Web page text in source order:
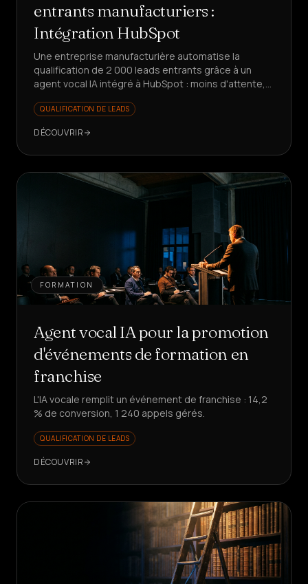
entrants manufacturiers :
Intégration HubSpot
Une entreprise manufacturière automatise la
qualification de 2 000 leads entrants grâce à un
agent vocal IA intégré à HubSpot : moins d'attente,
valeur.
QUALIFICATION DE LEADS
DÉCOUVRIR
FORMATION
Agent vocal IA pour la promotion
d'événements de formation en
franchise
L'IA vocale remplit un événement de franchise : 14,2
% de conversion, 1 240 appels gérés.
QUALIFICATION DE LEADS
DÉCOUVRIR